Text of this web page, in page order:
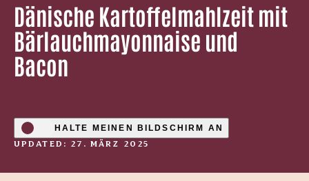
Dänische Kartoffelmahlzeit mit
Bärlauchmayonnaise und
Bacon
HALTE MEINEN BILDSCHIRM AN
UPDATED: 27. MÄRZ 2025